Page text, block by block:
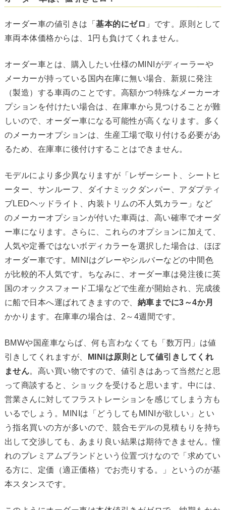
オーダー車の値引きは「基本的にゼロ 」です。原則として
車両本体価格からは、1円も負けてくれません。
オーダー車とは、購入したい仕様のMINIがディーラーや
メーカーが持っている国内在庫に無い場合、新規に発注
（製造）する車両のことです。高額かつ特殊なメーカーオ
プションを付けたい場合は、在庫車から見つけることが難
しいので、オーダー車になる可能性が高くなります。多く
のメーカーオプションは、生産工場で取り付ける必要があ
るため、在庫車に後付けすることはできません。
モデルにより多少異なりますが「レザーシート、シートヒ
ーター、サンルーフ、ダイナミックダンパー、アダプティ
ブLEDヘッドライト、内装トリムの不人気カラー」など
のメーカーオプションが付いた車両は、高い確率でオーダ
ー車になります。さらに、これらのオプションに加えて、
人気や定番ではないボディカラーを選択した場合は、ほぼ
オーダー車です。MINIはグレーやシルバーなどの中間色
が比較的不人気です。ちなみに、オーダー車は発注後に英
国のオックスフォード工場などで生産が開始され、完成後
に船で日本へ運ばれてきますので、 納車までに3～4か月
かかります。在庫車の場合は、2～4週間です。
BMWや国産車ならば、何も言わなくても「数万円」は値
引きしてくれますが、
MINIは原則として値引きしてくれ
ません。高い買い物ですので、値引きはあって当然だと思
って商談すると、ショックを受けると思います。中には、
営業さんに対してフラストレーションを感じてしまう方も
いるでしょう。MINIは「どうしてもMINIが欲しい」とい
う指名買いの方が多いので、競合モデルの見積もりを持ち
出して交渉しても、あまり良い結果は期待できません。憧
れのプレミアムブランドという位置づけなので「求めてい
る方に、定価（適正価格）でお売りする。」というのが基
本スタンスです。